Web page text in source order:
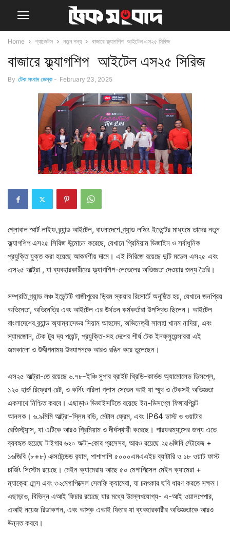
Home গ্যাজেটস নতুন পন্য বাজারে ফ্ল্যাগশিপ আইটেল এস২৫ সিরিজ
বাজারে ফ্ল্যাগশিপ আইটেল এস২৫ সিরিজ
By টেক সংবাদ ডেস্ক - February 23, 2025
গ্লোবাল স্মার্ট লাইফ ব্র্যান্ড আইটেল, বাংলাদেশে গ্র্যান্ড লঞ্চিং ইভেন্টের মাধ্যমে তাদের নতুন
ফ্ল্যাগশিপ এস২৫ সিরিজ উন্মোচন করেছে, যেখানে প্রিমিয়াম ডিজাইন ও সর্বাধুনিক
প্রযুক্তি যুক্ত করা হয়েছে আকর্ষণীয় দামে। এই সিরিজে রয়েছে দুটি মডেল এস২৫ এবং
এস২৫ আল্ট্রা , যা ব্যবহারকারীদের ফ্ল্যাগশিপ-লেভেলের অভিজ্ঞতা দেওয়ার জন্য তৈরি।
সম্প্রতি গ্র্যান্ড লঞ্চ ইভেন্টটি গাজীপুরের ড্রিম স্কয়ার রিসোর্টে অনুষ্ঠিত হয়, যেখানে জনপ্রিয়
অভিনেতা, অভিনেত্রি এবং আইটেল এর উর্ধতন কর্মকর্তারা উপস্থিত ছিলেন। আইটেল
বাংলাদেশের ব্র্যান্ড অ্যাম্বাসেডর সিয়াম আহমেদ, অভিনেত্রী সালহা খানম নাদিয়া, এবং
স্যামজোন, টেক ট্যু দ্য পয়েন্ট, প্রযুক্তি-সহ দেশের শীর্ষ টেক ইনফ্লুয়েন্সাররা এই
জমকালো ও উদ্দীপনাময় উদযাপনকে আরও রঙিন করে তুলেছেন।
এস২৫ আল্ট্রা-তে রয়েছে ৬.৭৮-ইঞ্চি সুপার ব্রাইট থ্রিডি-কার্ভড অ্যামোলেড ডিসপ্লে,
১২০ হার্জ রিফ্রেশ রেট, ও কর্নিং গরিলা গ্লাস সেভেন আই যা স্মুথ ও টেকসই অভিজ্ঞতা
একসাথে নিশ্চিত করবে। এছাড়াও ডিভাইসটিতে রয়েছে ইন-ডিসপ্লে ফিঙ্গারপ্রিন্ট
আনলক। ৬.৯মিমি আল্ট্রা-স্লিম বডি, মেটাল ফ্রেম, এবং IP64 ডাস্ট ও ওয়াটার
রেজিস্ট্যান্স, যা এটিকে আরও প্রিমিয়াম ও দীর্ঘস্থায়ী করেছে। পারফরম্যান্সের জন্য এতে
ব্যবহৃত হয়েছে টাইগার ৬২০ অক্টা-কোর প্রসেসর, আরও রয়েছে ২৫৬জিবি স্টোরেজ +
১৬জিবি (৮+৮) এক্সটেন্ডেড র‍্যাম, পাশাপাশি ৫০০০এমএএইচ ব্যাটারি ও ১৮ ওয়াট ফাস্ট
চার্জিং সিস্টেম রয়েছে। মেইন ক্যামেরায় আছে ৫০ মেগাপিক্সেল মেইন ক্যামেরা +
ম্যাক্রো লেন্স এবং ৩২মেগাপিক্সেল সেলফি ক্যামেরা, যা চমৎকার ছবি ধারণ করতে সক্ষম।
এছাড়াও, বিভিন্ন এআই ফিচার রয়েছে যার মধ্যে উল্লেখযোগ্য- এ-আই ওয়ালপেপার,
এআই নয়েজ রিডাকশন, এবং আস্ক এআই ফিচার যা ব্যবহারকারীর অভিজ্ঞতাকে আরও
উন্নত করবে।